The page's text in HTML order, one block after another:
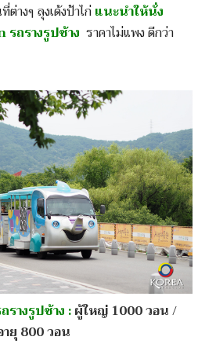
างๆ ลุงเด้งป้าไก่แนะนำให้นั่ง
ถรางรูปช้าง ราคาไม่แพง ดีกว่า
างรูปช้าง :ผู้ใหญ่ 1000 วอน /
ยุ 800 วอน